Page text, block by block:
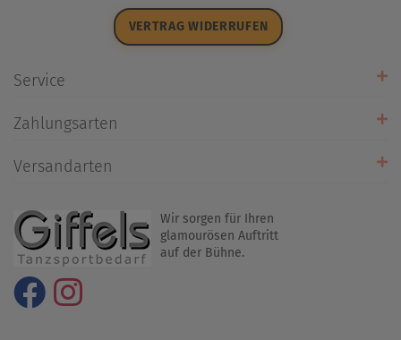
VERTRAG WIDERRUFEN
Service
Rückrufservice
Umtausch/Rücksendung
Zahlungsarten
Versandarten
Wir sorgen für Ihren
glamourösen Auftritt
auf der Bühne.